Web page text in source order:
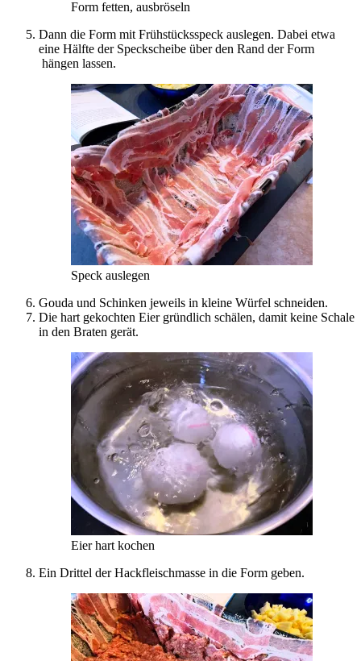
Form fetten, ausbröseln
Dann die Form mit Frühstücksspeck auslegen. Dabei etwa
eine Hälfte der Speckscheibe über den Rand der Form
hängen lassen.
Speck auslegen
Gouda und Schinken jeweils in kleine Würfel schneiden.
Die hart gekochten Eier gründlich schälen, damit keine Schale
in den Braten gerät.
Eier hart kochen
Ein Drittel der Hackfleischmasse in die Form geben.